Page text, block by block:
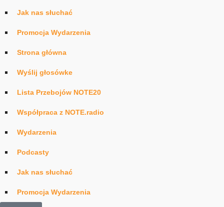
Jak nas słuchać
Promocja Wydarzenia
Strona główna
Wyślij głosówke
Lista Przebojów NOTE20
Współpraca z NOTE.radio
Wydarzenia
Podcasty
Jak nas słuchać
Promocja Wydarzenia